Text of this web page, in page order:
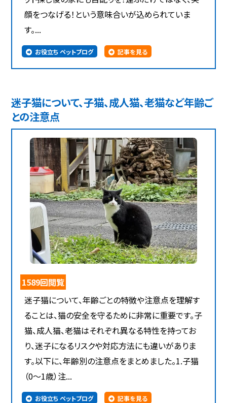
顔をつなげる！という意味合いが込められていま
す。...
お役立ち ペットブログ 記事を見る
迷子猫について、子猫、成人猫、老猫など年齢ご
との注意点
1589回閲覧
迷子猫について、年齢ごとの特徴や注意点を理解す
ることは、猫の安全を守るために非常に重要です。子
猫、成人猫、老猫はそれぞれ異なる特性を持ってお
り、迷子になるリスクや対応方法にも違いがありま
す。以下に、年齢別の注意点をまとめました。1.子猫
（0～1歳）注...
お役立ち ペットブログ 記事を見る